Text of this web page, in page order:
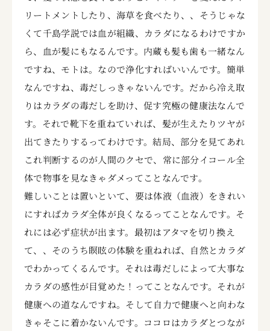
リートメントしたり、海草を食べたり、、そうじゃな
くて千島学説では血が組織、カラダになるわけですか
ら、血が髪にもなるんです。内蔵も髪も歯も一緒なん
ですね、モトは。なので浄化すればいいんです。簡単
なんですね、毒だしっきゃないんです。だから冷え取
りはカラダの毒だしを助け、促す究極の健康法なんで
す。それで靴下を重ねていれば、髪が生えたりツヤが
出てきたりするってわけです。結局、部分を見てあれ
これ判断するのが人間のクセで、常に部分イコール全
体で物事を見なきゃダメってことなんです。
難しいことは置いといて、要は体液（血液）をきれい
にすればカラダ全体が良くなるってことなんです。そ
れには必ず症状が出ます。最初はアタマを切り換え
て、、そのうち瞑眩の体験を重ねれば、自然とカラダ
でわかってくるんです。それは毒だしによって大事な
カラダの感性が目覚めた！ってことなんです。それが
健康への道なんですね。そして自力で健康へと向わな
きゃそこに着かないんです。ココロはカラダとつなが